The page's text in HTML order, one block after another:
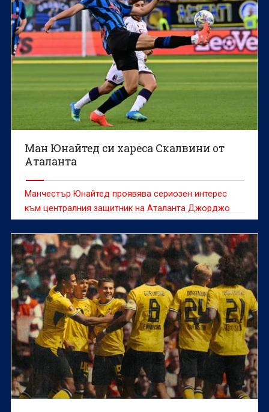
Ман Юнайтед си хареса Скалвини от
Аталанта
Манчестър Юнайтед проявява сериозен интерес
към централния защитник на Аталанта Джорджо
Скалвини, който е сред основните варианти за
подсилване на отбраната през настоящия
трансферен прозорец